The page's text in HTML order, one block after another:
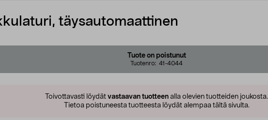
täysautomaattinen
Tuote on poistunut
Tuotenro: 41-4044
Toivottavasti löydät vastaavan tuotteen alla olevien tuotteiden joukosta.
Tietoa poistuneesta tuotteesta löydät alempaa tältä sivulta.